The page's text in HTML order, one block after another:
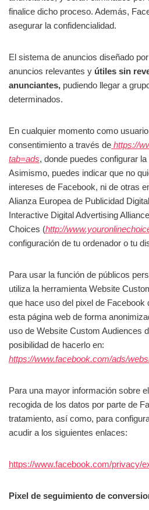
finalice dicho proceso. Además,
asegurar la confidencialidad.
El sistema de anuncios diseñado
anuncios relevantes y útiles sin
anunciantes, pudiendo llegar a
determinados.
En cualquier momento como
consentimiento a través de https://
tab=ads, donde puedes configurar
Asimismo, puedes indicar que no
intereses de Facebook, ni de otras
Alianza Europea de Publicidad
Interactive Digital Advertising
Choices (http://
configuración de tu ordenador o tu
Para usar la función de públicos
utiliza la herramienta Website
que hace uso del pixel de Facebook
esta página web de forma
uso de Website Custom Audiences
posibilidad de hacerlo en:
https://www.facebook.com/ads/
Para una mayor información sobre
recogida de los datos por parte de
tratamiento, así como, para
acudir a los siguientes enlaces:
https://www.facebook.com/privacy/
Pixel de seguimiento de